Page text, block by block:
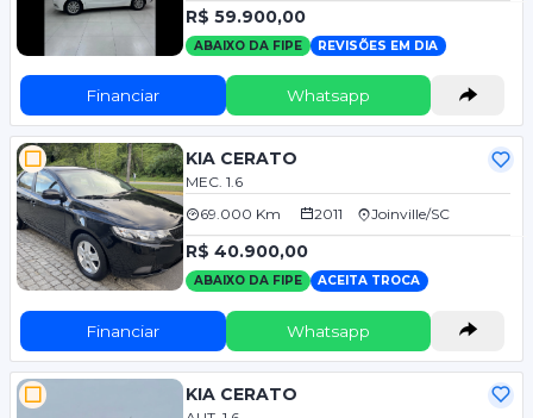
R$ 59.900,00
ABAIXO DA FIPE REVISÕES EM DIA
Financiar Whatsapp
KIA CERATO
MEC. 1.6
69.000 Km
2011 Joinville/SC
R$ 40.900,00
ABAIXO DA FIPE ACEITA TROCA
Financiar Whatsapp
KIA CERATO